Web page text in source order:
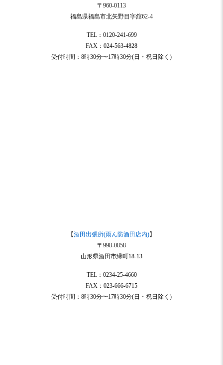
〒960-0113
福島県福島市北矢野目字舘62-4
TEL：0120-241-699
FAX：024-563-4828
受付時間：8時30分〜17時30分(日・祝日除く)
【酒田出張所(雨ん防酒田店内)】
〒998-0858
山形県酒田市緑町18-13
TEL：0234-25-4660
FAX：023-666-6715
受付時間：8時30分〜17時30分(日・祝日除く)